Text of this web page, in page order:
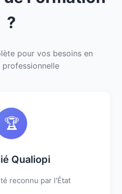
?
pour vos besoins en
🏆
Qualiopi
reconnu par l'État